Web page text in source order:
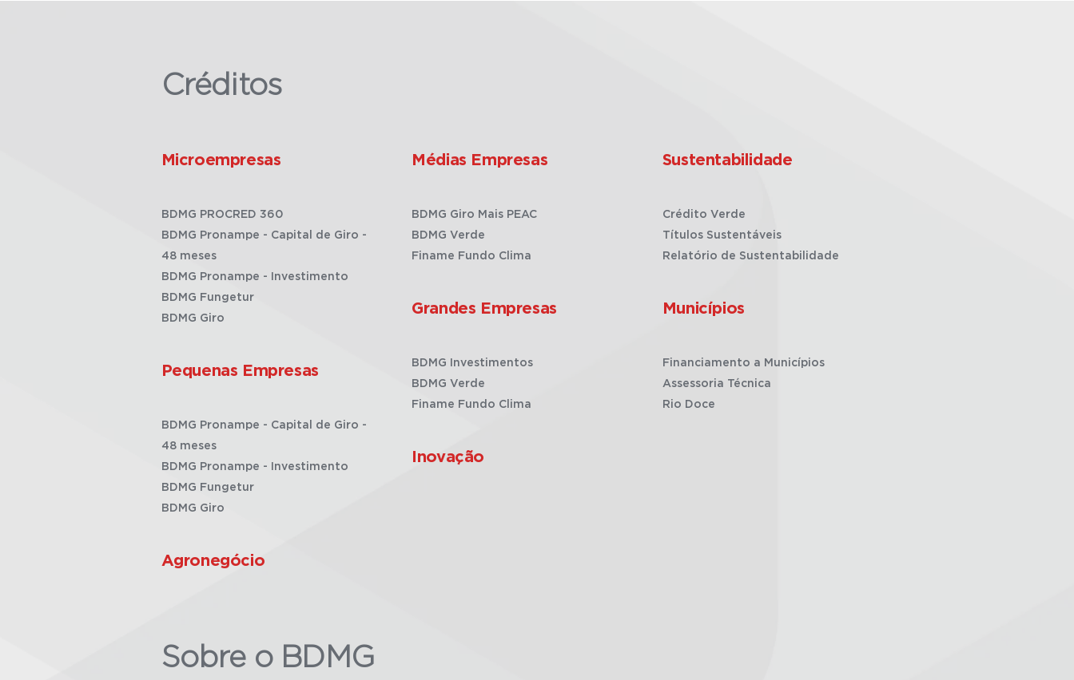
Créditos
Microempresas
BDMG PROCRED 360
BDMG Pronampe - Capital de Giro -
48 meses
BDMG Pronampe - Investimento
BDMG Fungetur
BDMG Giro
Pequenas Empresas
BDMG Pronampe - Capital de Giro -
48 meses
BDMG Pronampe - Investimento
BDMG Fungetur
BDMG Giro
Agronegócio
Médias Empresas
BDMG Giro Mais PEAC
BDMG Verde
Finame Fundo Clima
Grandes Empresas
BDMG Investimentos
BDMG Verde
Finame Fundo Clima
Inovação
Sustentabilidade
Crédito Verde
Títulos Sustentáveis
Relatório de Sustentabilidade
Municípios
Financiamento a Municípios
Assessoria Técnica
Rio Doce
Sobre o BDMG